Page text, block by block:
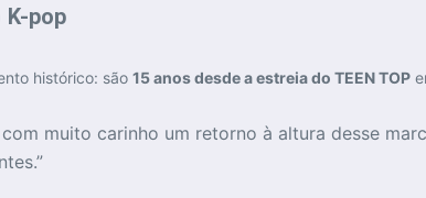
pop
histórico: são 15 anos desde a estreia do TEEN TOP
muito carinho um retorno à altura desse